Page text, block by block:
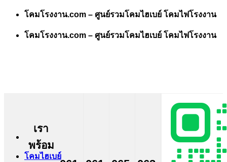
Skip
content
โคมโรงงาน.com – ศูนย์รวมโคมไฮเบย์ โคมไฟโรงงาน
โคมโรงงาน.com – ศูนย์รวมโคมไฮเบย์ โคมไฟโรงงาน
โคมไฮเบย์
เรา
พร้อม